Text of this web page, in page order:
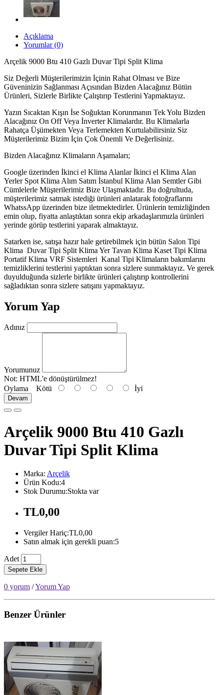
Açıklama
Yorumlar (0)
Arçelik 9000 Btu 410 Gazlı Duvar Tipi Split Klima
Siz Değerli Müşterilerimizin İçinin Rahat Olması ve Bize
Güveninizin Sağlanması Açısından Bizden Alacağınız Bütün
Ürünleri, Sizlerle Birlikte Çalıştırıp Testlerini Yapmaktayız.
Yazın Sıcaktan Kışın İse Soğuktan Korunmanın Tek Yolu Bizden
Alacağınız On Off Veya İnverter Klimalardır. Bu Klimalarla
Rahatça Üşümekten Veya Terlemekten Kurtulabilirsiniz Siz
Müşterilerimiz Bizim İçin Çok Önemli Ve Değerlisiniz.
Bizden Alacağınız Klimaların Aşamaları;
Google üzerinden İkinci el Klima Alanlar İkinci el Klima Alan
Yerler Spot Klima Alım Satım İstanbul Klima Alan Semtler Gibi
Cümlelerle Müşterilerimiz Bize Ulaşmaktadır. Bu doğrultuda,
müşterilerimiz satmak istediği ürünleri anlatarak fotoğraflarını
WhatssApp üzerinden bize iletmektedirler. Ürünlerin temizliğinden
emin olup, fiyatta anlaştıktan sonra ekip arkadaşlarımızla ürünleri
yerinde görüp testlerini yaparak almaktayız.
Satarken ise, satışa hazır hale getirebilmek için bütün Salon Tipi
Klima Duvar Tipi Split Klima Yer Tavan Klima Kaset Tipi Klima
Portatif Klima VRF Sistemleri Kanal Tipi Klimaların bakımlarını
temizliklerini testlerini yaptıktan sonra sizlere sunmaktayız. Ve gerek
duyulduğunda sizlerle birlikte ürünleri çalıştırıp kontrollerini
sağladıktan sonra sizlere satışını yapmaktayız.
Yorum Yap
Adınız
Yorumunuz
Not: HTML'e dönüştürülmez!
Oylama Kötü İyi
Devam
Arçelik 9000 Btu 410 Gazlı
Duvar Tipi Split Klima
Marka: Arçelik
Ürün Kodu:4
Stok Durumu:Stokta var
TL0,00
Vergiler Hariç:TL0,00
Satın almak için gerekli puan:5
Adet
Sepete Ekle
0 yorum /Yorum Yap
Benzer Ürünler